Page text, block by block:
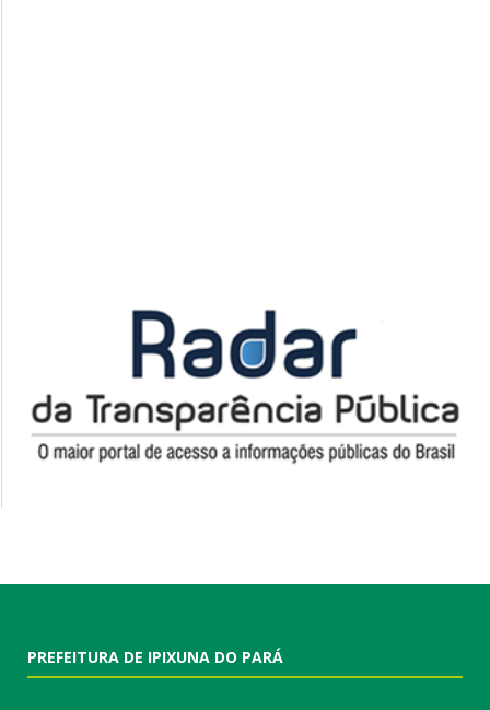
PREFEITURA DE IPIXUNA DO PARÁ